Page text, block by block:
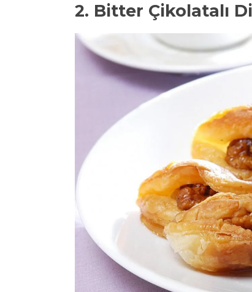
2. Bitter Çikolatalı